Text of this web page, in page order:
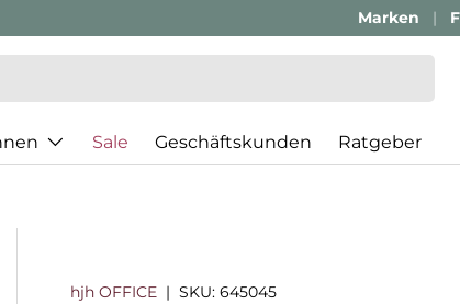
Marken
Sale Geschäftskunden Ratgeber
hjh OFFICE |SKU: 645045